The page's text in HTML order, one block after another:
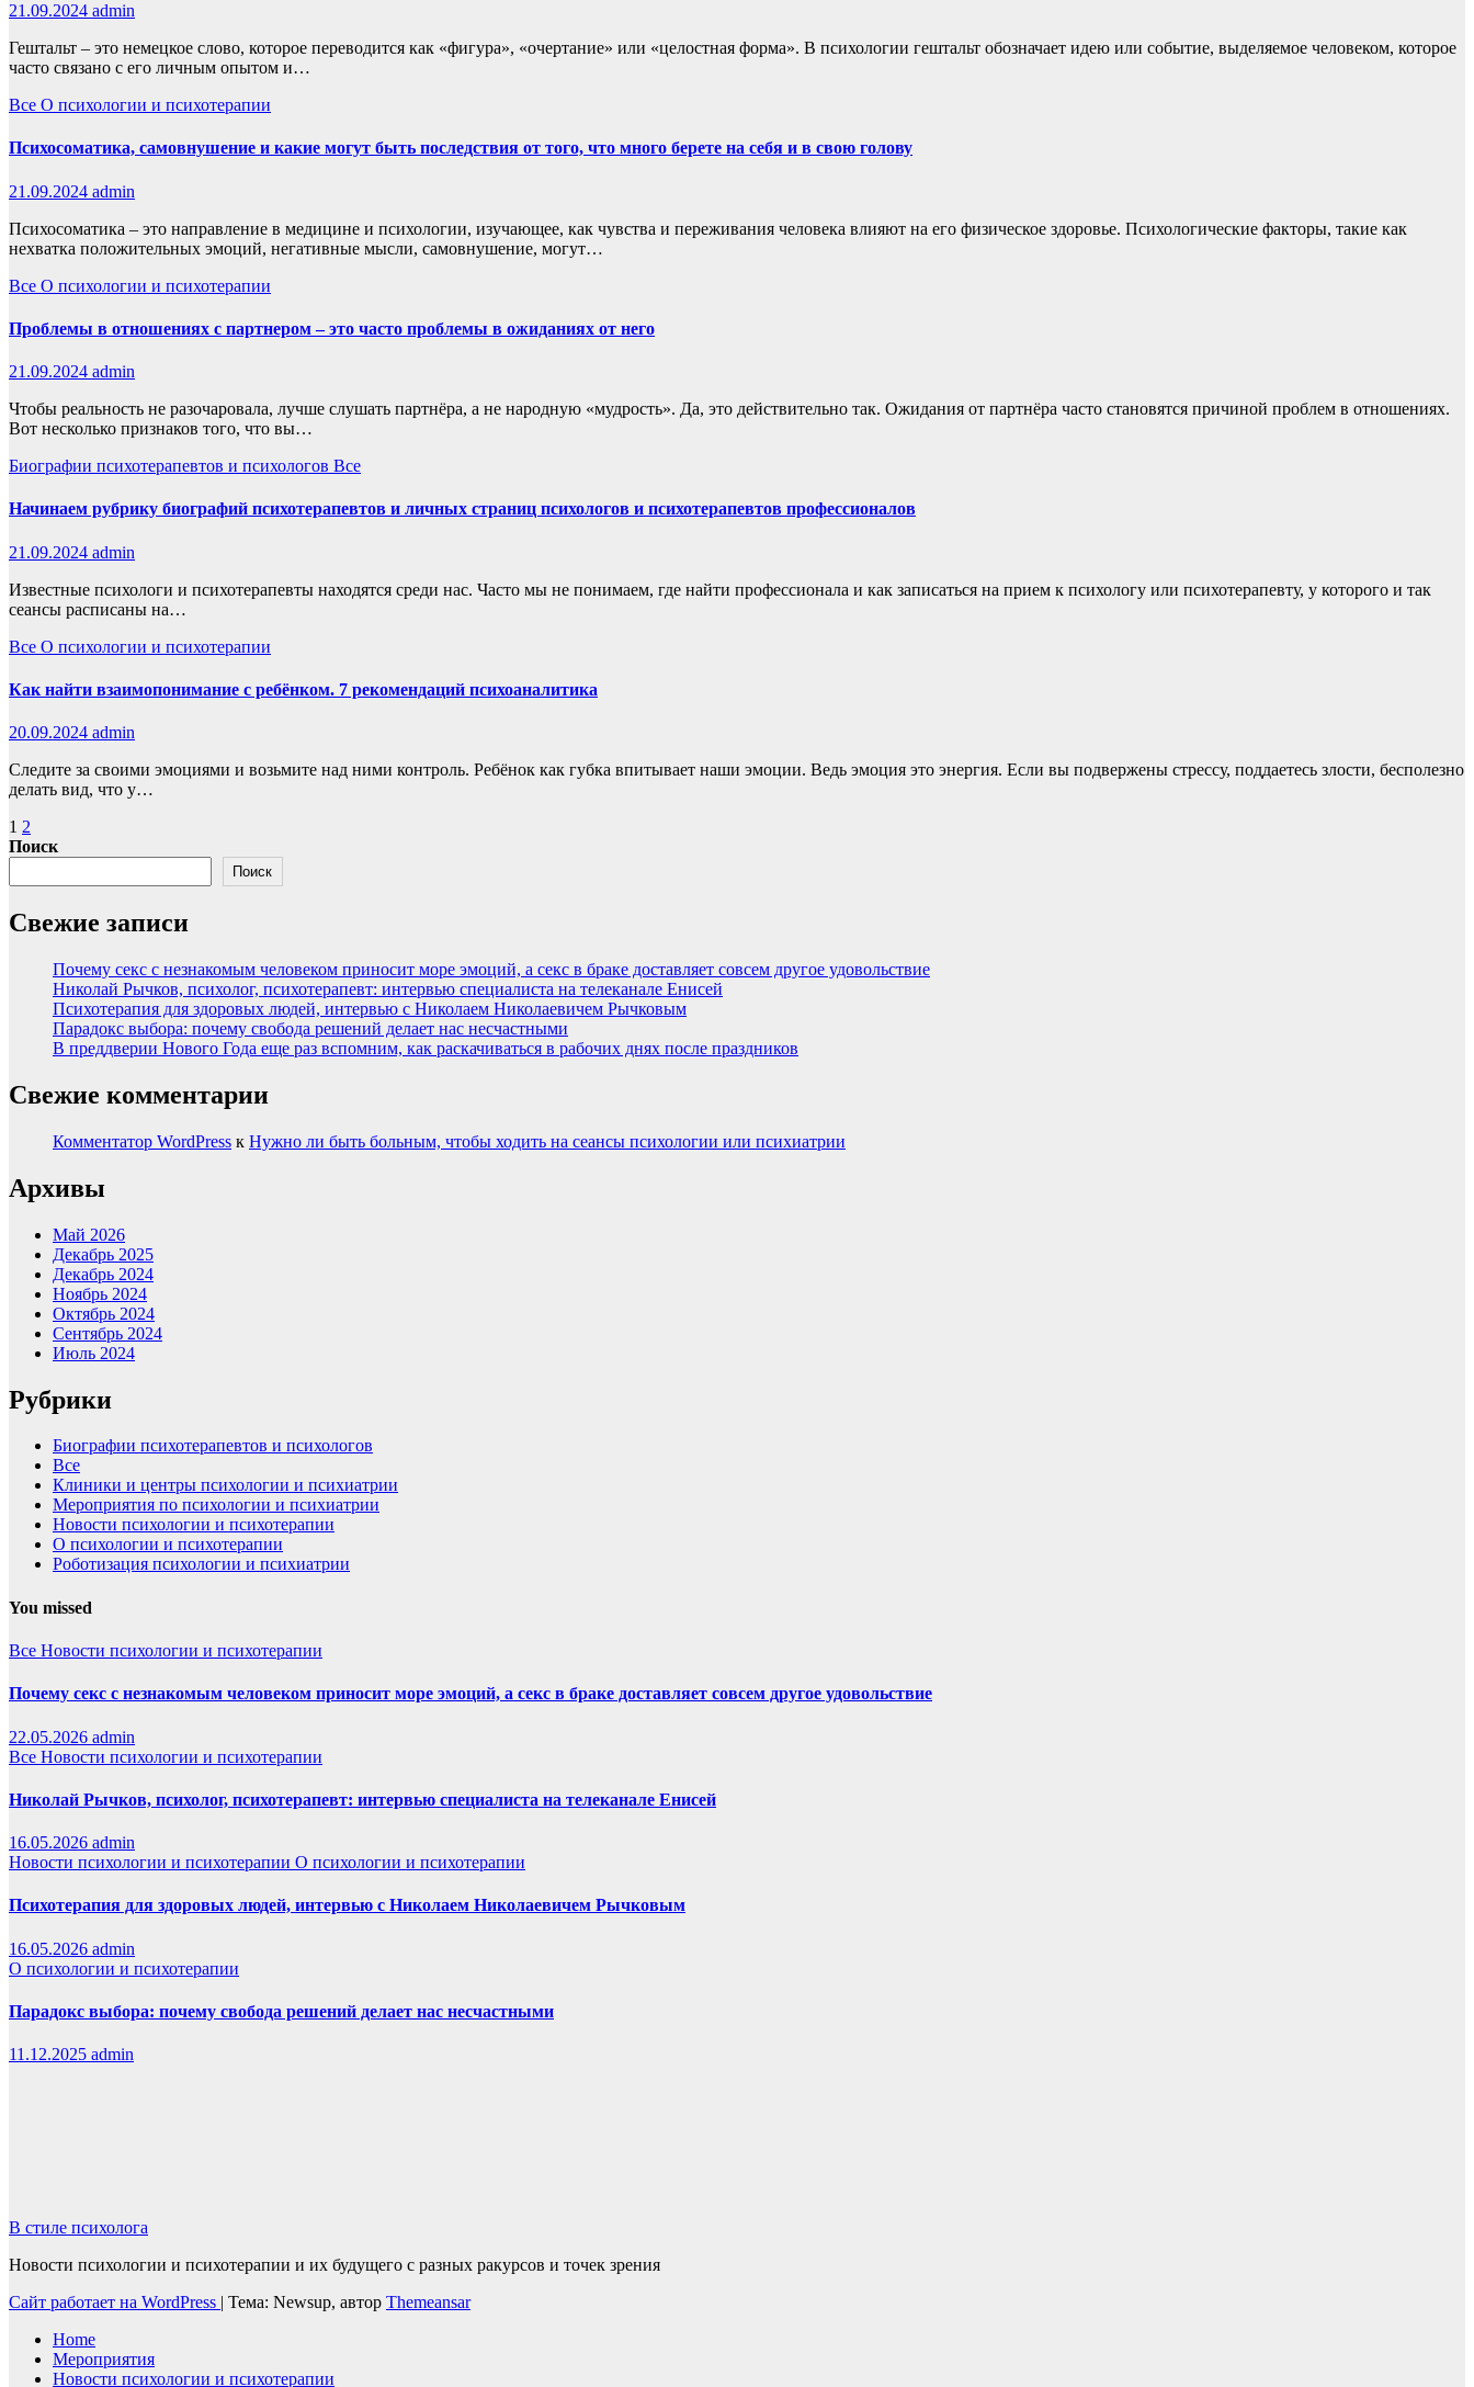
21.09.2024 admin
Гештальт – это немецкое слово, которое переводится как «фигура», «очертание» или «целостная форма». В психологии гештальт обозначает идею или событие, выделяемое человеком, которое
часто связано с его личным опытом и…
Все О психологии и психотерапии
Психосоматика, самовнушение и какие могут быть последствия от того, что много берете на себя и в свою голову
21.09.2024 admin
Психосоматика – это направление в медицине и психологии, изучающее, как чувства и переживания человека влияют на его физическое здоровье. Психологические факторы, такие как
нехватка положительных эмоций, негативные мысли, самовнушение, могут…
Все О психологии и психотерапии
Проблемы в отношениях с партнером – это часто проблемы в ожиданиях от него
21.09.2024 admin
Чтобы реальность не разочаровала, лучше слушать партнёра, а не народную «мудрость». Да, это действительно так. Ожидания от партнёра часто становятся причиной проблем в отношениях.
Вот несколько признаков того, что вы…
Биографии психотерапевтов и психологов Все
Начинаем рубрику биографий психотерапевтов и личных страниц психологов и психотерапевтов профессионалов
21.09.2024 admin
Известные психологи и психотерапевты находятся среди нас. Часто мы не понимаем, где найти профессионала и как записаться на прием к психологу или психотерапевту, у которого и так
сеансы расписаны на…
Все О психологии и психотерапии
Как найти взаимопонимание с ребёнком. 7 рекомендаций психоаналитика
20.09.2024 admin
Следите за своими эмоциями и возьмите над ними контроль. Ребёнок как губка впитывает наши эмоции. Ведь эмоция это энергия. Если вы подвержены стрессу, поддаетесь злости, бесполезно
делать вид, что у…
Пагинация
записей
1 2
Поиск
Поиск
Свежие записи
Почему секс с незнакомым человеком приносит море эмоций, а секс в браке доставляет совсем другое удовольствие
Николай Рычков, психолог, психотерапевт: интервью специалиста на телеканале Енисей
Психотерапия для здоровых людей, интервью с Николаем Николаевичем Рычковым
Парадокс выбора: почему свобода решений делает нас несчастными
В преддверии Нового Года еще раз вспомним, как раскачиваться в рабочих днях после праздников
Свежие комментарии
Комментатор WordPress к Нужно ли быть больным, чтобы ходить на сеансы психологии или психиатрии
Архивы
Май 2026
Декабрь 2025
Декабрь 2024
Ноябрь 2024
Октябрь 2024
Сентябрь 2024
Июль 2024
Рубрики
Биографии психотерапевтов и психологов
Все
Клиники и центры психологии и психиатрии
Мероприятия по психологии и психиатрии
Новости психологии и психотерапии
О психологии и психотерапии
Роботизация психологии и психиатрии
You missed
Все Новости психологии и психотерапии
Почему секс с незнакомым человеком приносит море эмоций, а секс в браке доставляет совсем другое удовольствие
22.05.2026 admin
Все Новости психологии и психотерапии
Николай Рычков, психолог, психотерапевт: интервью специалиста на телеканале Енисей
16.05.2026 admin
Новости психологии и психотерапии О психологии и психотерапии
Психотерапия для здоровых людей, интервью с Николаем Николаевичем Рычковым
16.05.2026 admin
О психологии и психотерапии
Парадокс выбора: почему свобода решений делает нас несчастными
11.12.2025 admin
В стиле психолога
Новости психологии и психотерапии и их будущего с разных ракурсов и точек зрения
Сайт работает на WordPress | Тема: Newsup, автор Themeansar
Home
Мероприятия
Новости психологии и психотерапии